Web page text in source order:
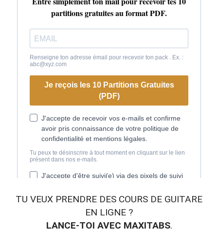
TU VEUX PRENDRE DES COURS DE GUITARE
EN LIGNE ?
LANCE-TOI AVEC MAXITABS.